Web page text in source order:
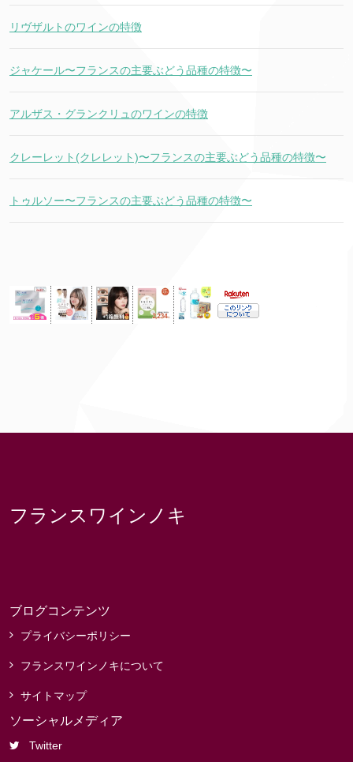
リヴザルトのワインの特徴
ジャケール〜フランスの主要ぶどう品種の特徴〜
アルザス・グランクリュのワインの特徴
クレーレット(クレレット)〜フランスの主要ぶどう品種の特徴〜
トゥルソー〜フランスの主要ぶどう品種の特徴〜
フランスワインノキ
ブログコンテンツ
プライバシーポリシー
フランスワインノキについて
サイトマップ
ソーシャルメディア
Twitter